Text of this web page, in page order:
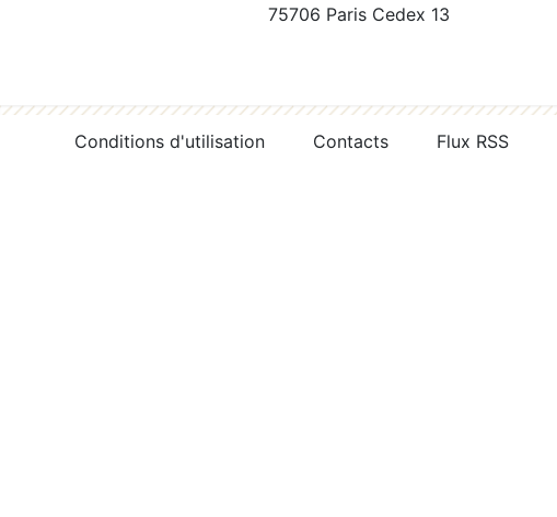
75706 Paris Cedex 13
Conditions d'utilisation Contacts Flux RSS